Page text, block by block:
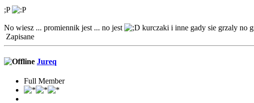
;P
No wiesz ... promiennik jest ... no jest kurczaki i inne gady sie grzaly no
Zapisane
Jureq
Full Member